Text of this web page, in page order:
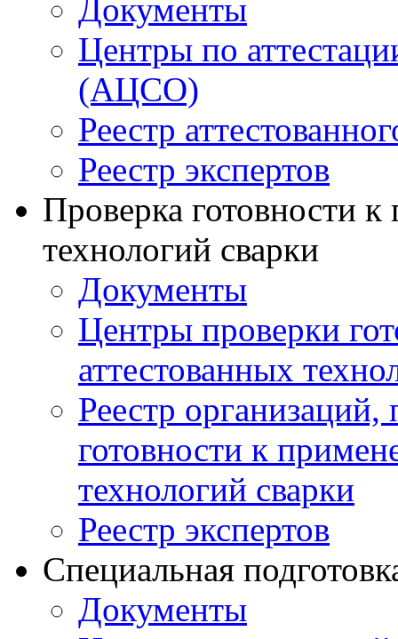
Документы
Центры по
(АЦСО)
Реестр
Реестр экспертов
Проверка готовности
технологий сварки
Документы
Центры проверки
аттестованных
Реестр
готовности к
технологий сварки
Реестр экспертов
Специальная
Документы